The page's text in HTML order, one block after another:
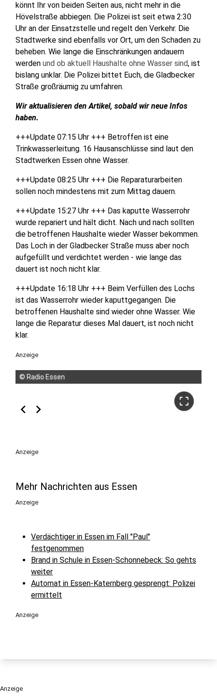
könnt Ihr von beiden Seiten aus, nicht mehr in die
Hövelstraße abbiegen. Die Polizei ist seit etwa 2:30
Uhr an der Einsatzstelle und regelt den Verkehr. Die
Stadtwerke sind ebenfalls vor Ort, um den Schaden zu
beheben. Wie lange die Einschränkungen andauern
werden und ob aktuell Haushalte ohne Wasser sind, ist
bislang unklar. Die Polizei bittet Euch, die Gladbecker
Straße großräumig zu umfahren.
Wir aktualisieren den Artikel, sobald wir neue Infos
haben.
+++Update 07:15 Uhr +++ Betroffen ist eine
Trinkwasserleitung. 16 Hausanschlüsse sind laut den
Stadtwerken Essen ohne Wasser.
+++Update 08:25 Uhr +++ Die Reparaturarbeiten
sollen noch mindestens mit zum Mittag dauern.
+++Update 15:27 Uhr +++ Das kaputte Wasserrohr
wurde repariert und hält dicht. Nach und nach sollten
die betroffenen Haushalte wieder Wasser bekommen.
Das Loch in der Gladbecker Straße muss aber noch
aufgefüllt und verdichtet werden - wie lange das
dauert ist noch nicht klar.
+++Update 16:18 Uhr +++ Beim Verfüllen des Lochs
ist das Wasserrohr wieder kaputtgegangen. Die
betroffenen Haushalte sind wieder ohne Wasser. Wie
lange die Reparatur dieses Mal dauert, ist noch nicht
klar.
Anzeige
crop_free
© Radio Essen
crop_free
© Radio Essen
chevron_left chevron_right
Anzeige
Mehr Nachrichten aus Essen
Anzeige
Verdächtiger in Essen im Fall "Paul"
festgenommen
Brand in Schule in Essen-Schonnebeck: So gehts
weiter
Automat in Essen-Katernberg gesprengt: Polizei
ermittelt
Anzeige
Anzeige